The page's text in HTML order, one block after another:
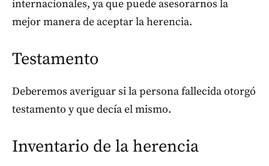
internacionales, ya que puede asesorarnos la
mejor manera de aceptar la herencia.
Testamento
Deberemos averiguar si la persona fallecida otorgó
testamento y que decía el mismo.
Inventario de la herencia